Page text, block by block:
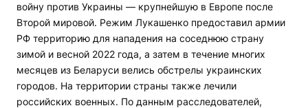
войну против Украины — крупнейшую в Европе после
Второй мировой. Режим Лукашенко предоставил армии
РФ территорию для нападения на соседнюю страну
зимой и весной 2022 года, а затем в течение многих
месяцев из Беларуси велись обстрелы украинских
городов. На территории страны также лечили
российских военных. По данным расследователей,